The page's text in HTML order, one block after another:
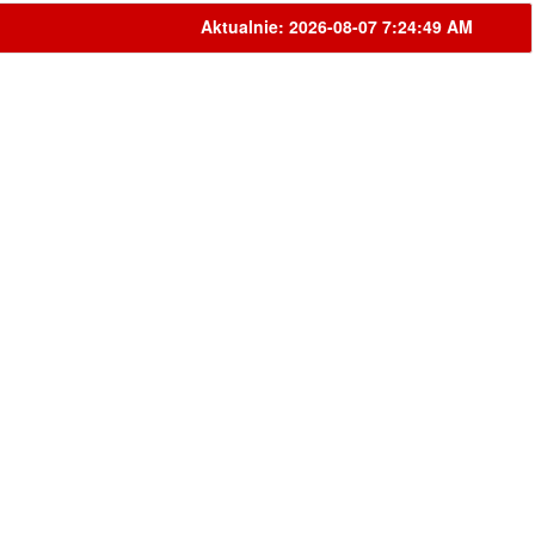
Aktualnie: 2026-08-07 7:24:49 AM